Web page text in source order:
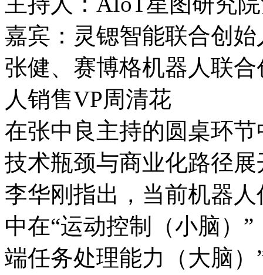
嘉宾：灵锶智能联合创
张健、赛博格机器人联
人销售VP周清花
在张中良主持的圆桌环
技术瓶颈与商业化路径
李华刚指出，当前机器
中在“运动控制（小脑）
端任务处理能力（大脑